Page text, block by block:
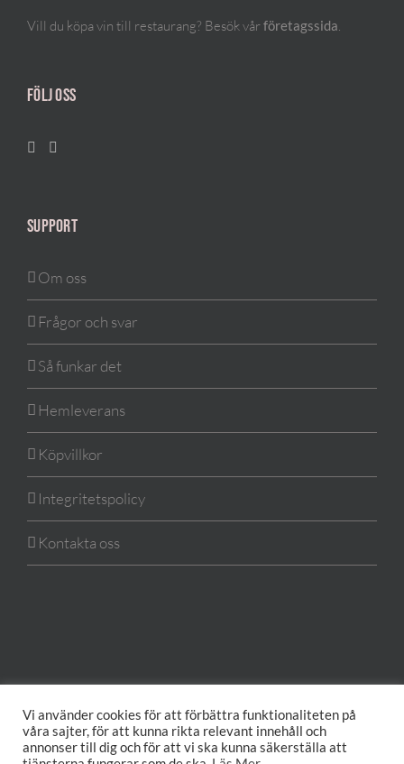
Vill du köpa vin till restaurang? Besök vårföretagssida
FÖLJ OSS
SUPPORT
Om oss
Frågor och svar
Så funkar det
Hemleverans
Köpvillkor
Integritetspolicy
Kontakta oss
Vi använder cookies för att förbättra funktionaliteten på
våra sajter, för att kunna rikta relevant innehåll och
annonser till dig och för att vi ska kunna säkerställa att